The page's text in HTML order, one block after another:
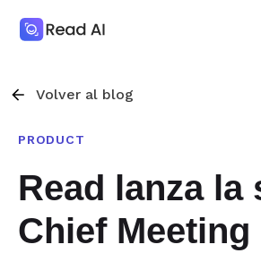
Volver al blog
PRODUCT
Read lanza la
Chief